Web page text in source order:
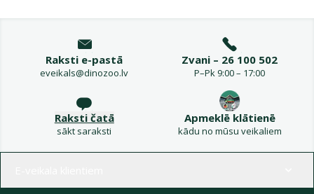
Raksti e-pastā
eveikals@dinozoo.lv
Zvani – 26 100 502
P–Pk 9:00 – 17:00
Raksti čatā
sākt saraksti
Apmeklē klātienē
kādu no mūsu veikaliem